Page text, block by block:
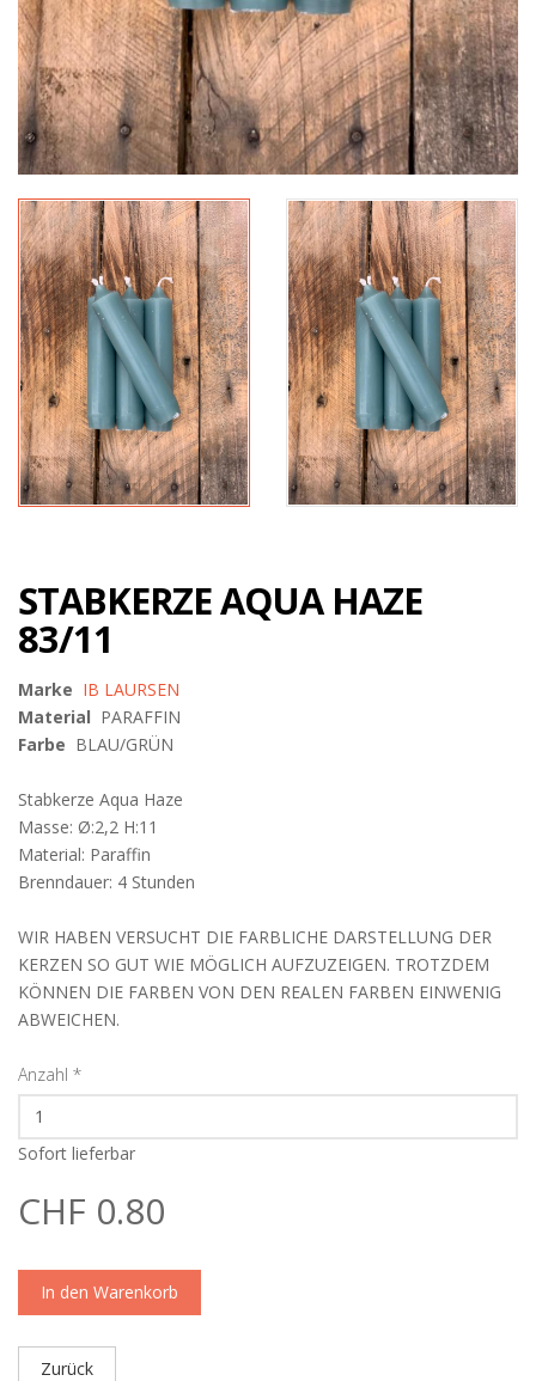
STABKERZE AQUA HAZE
83/11
Marke IB LAURSEN
Material PARAFFIN
Farbe BLAU/GRÜN
Stabkerze Aqua Haze
Masse: Ø:2,2 H:11
Material: Paraffin
Brenndauer: 4 Stunden
WIR HABEN VERSUCHT DIE FARBLICHE DARSTELLUNG DER
KERZEN SO GUT WIE MÖGLICH AUFZUZEIGEN. TROTZDEM
KÖNNEN DIE FARBEN VON DEN REALEN FARBEN EINWENIG
ABWEICHEN.
Anzahl *
Sofort lieferbar
CHF 0.80
In den Warenkorb
Zurück